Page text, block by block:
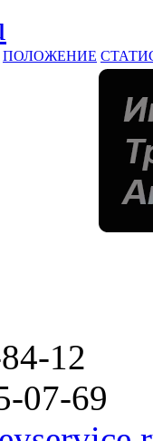
ПОЛОЖЕНИЕ
12
07-69